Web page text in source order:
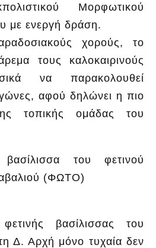
Μορφωτικού
με ενεργή δράση.
χορούς, το
τους καλοκαιρινούς
να παρακολουθεί
αφού δηλώνει η πιο
τοπικής ομάδας του
βασίλισσας του
Δ. Αρχή μόνο τυχαία δεν